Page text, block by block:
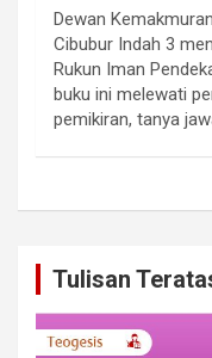
Dewan
Cibubur Indah 3
Rukun Iman
buku ini melewati
pemikiran, tanya
Tulisan